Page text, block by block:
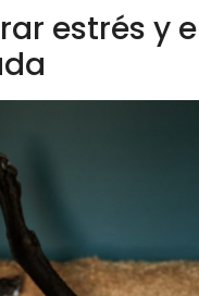
estrés y